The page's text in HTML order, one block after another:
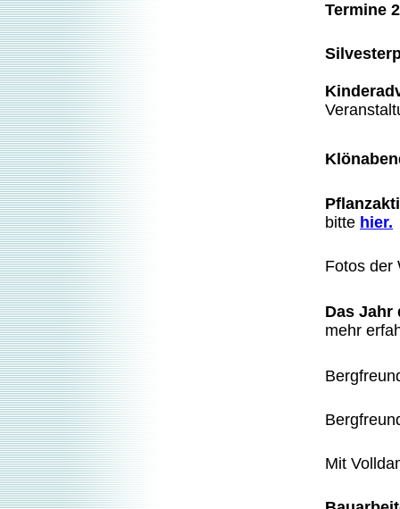
Termine
bitte hier.
Fotos der
Das Jahr
mehr
Mit